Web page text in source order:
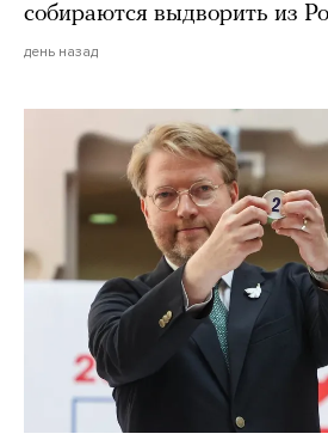
собираются выдворить из
день назад